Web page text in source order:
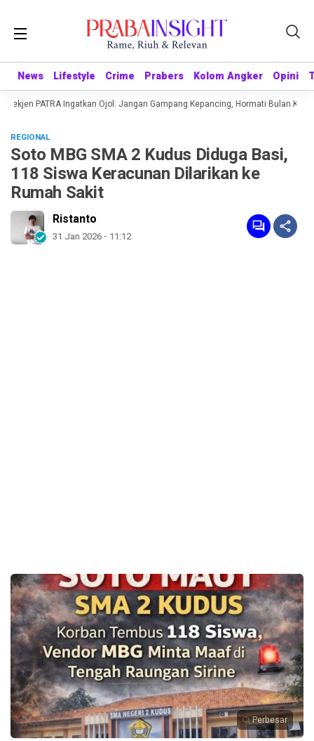
News Lifestyle Crime Prabers Kolom Angker Opini
News Lifestyle Crime Prabers Kolom Angker Opini
PATRA Ingatkan Ojol: Jangan Gampang Kepancing, Hormati Bulan
REGIONAL
Soto MBG SMA 2 Kudus Diduga Basi,
118 Siswa Keracunan Dilarikan ke
Rumah Sakit
Ristanto
31 Jan 2026 - 11:12
Perbesar